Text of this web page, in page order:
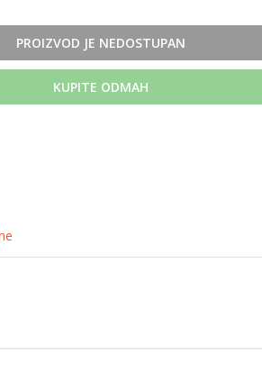
PROIZVOD JE NEDOSTUPAN
KUPITE ODMAH